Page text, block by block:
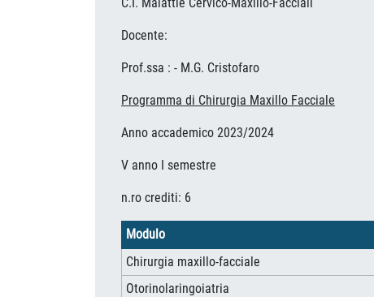
Docente:
Prof.ssa : - M.G. Cristofaro
Programma di Chirurgia Maxillo Facciale
Anno accademico 2023/2024
V anno I semestre
n.ro crediti: 6
Modulo
Chirurgia maxillo-facciale
Otorinolaringoiatria